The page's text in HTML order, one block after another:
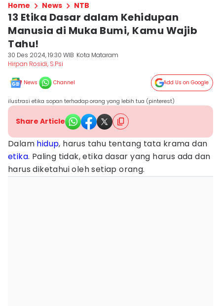
Home News NTB
13 Etika Dasar dalam Kehidupan
Manusia di Muka Bumi, Kamu Wajib
Tahu!
30 Des 2024, 19:30 WIB Kota Mataram
Hirpan Rosidi, S.Psi
News Channel Add Us on Google
ilustrasi etika sopan terhadap orang yang lebih tua (pinterest)
Share Article
Dalam hidup, harus tahu tentang tata krama dan
etika. Paling tidak, etika dasar yang harus ada dan
harus diketahui oleh setiap orang.